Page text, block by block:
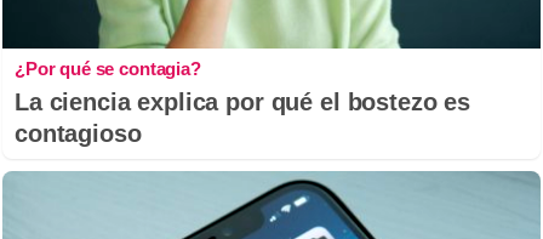
¿Por qué se contagia?
La ciencia explica por qué el bostezo es
contagioso